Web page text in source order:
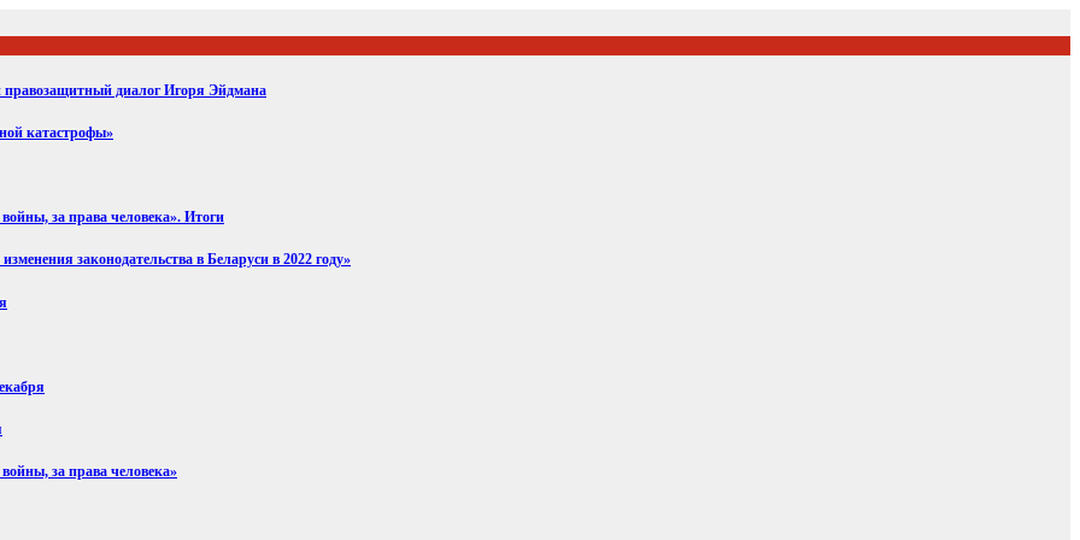
правозащитный диалог Игоря Эйдмана
катастрофы»
за права человека». Итоги
законодательства в Беларуси в 2022 году»
за права человека»